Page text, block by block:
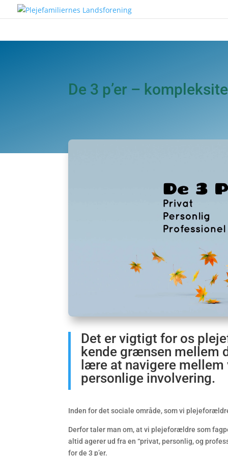
De 3 p’er –
Det er vigtigt for os
kende grænsen mellem
lære at navigere
personlige involvering.
Inden for det sociale område, som vi
Derfor taler man om, at vi plejeforældre som
altid agerer ud fra en “privat, personlig, og
for de 3 p’er.